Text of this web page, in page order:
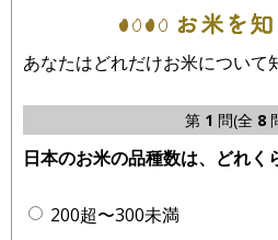
あなたはどれだけお米について
第 1 問(全 8
日本のお米の品種数は、どれく
200超〜300未満